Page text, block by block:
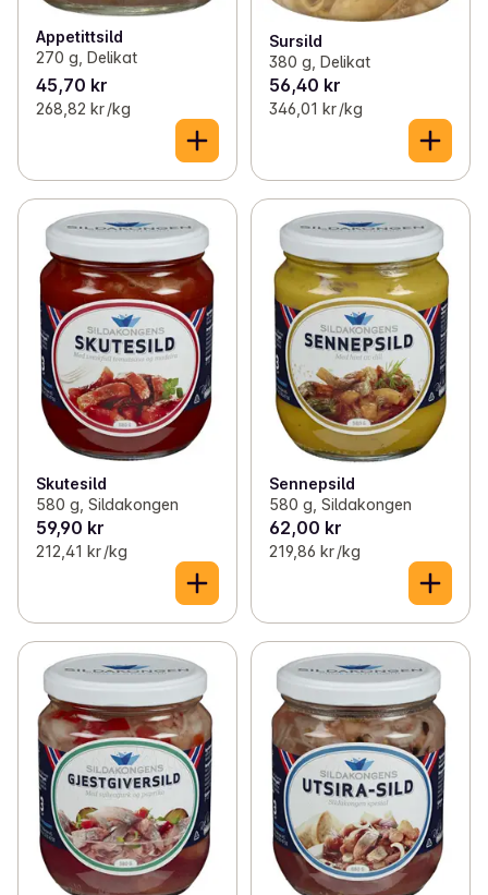
Appetittsild
270 g, Delikat
45,70 kr
268,82 kr /kg
Sursild
380 g, Delikat
56,40 kr
346,01 kr /kg
Skutesild
580 g, Sildakongen
59,90 kr
212,41 kr /kg
Sennepsild
580 g, Sildakongen
62,00 kr
219,86 kr /kg